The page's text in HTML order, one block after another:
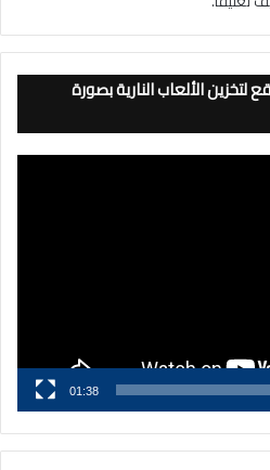
الألعاب النارية بصورة
01:38